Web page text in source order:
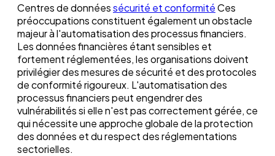
Centres de donnéessécurité et conformitéCes
préoccupations constituent également un obstacle
majeur à l'automatisation des processus financiers.
Les données financières étant sensibles et
fortement réglementées, les organisations doivent
privilégier des mesures de sécurité et des protocoles
de conformité rigoureux. L'automatisation des
processus financiers peut engendrer des
vulnérabilités si elle n'est pas correctement gérée, ce
qui nécessite une approche globale de la protection
des données et du respect des réglementations
sectorielles.